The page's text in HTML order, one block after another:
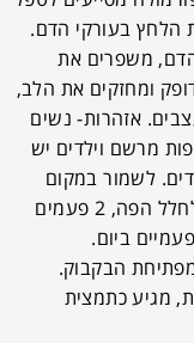
הלחץ בעורקי הדם.
משפרים את
ומחזקים את הלב,
אזהרות- נשים
מרשם וילדים יש
לשמור במקום
קריר ויבש. הוראות שימוש- 20-22 טיפות לחלל הפה, 2 פעמים
ופפטת טיפות, מגיע כתמצית